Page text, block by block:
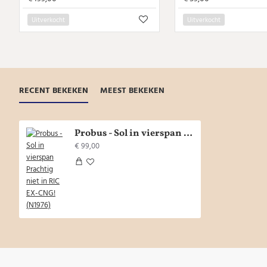
Uitverkocht Uitverkocht
RECENT BEKEKEN MEEST BEKEKEN
Probus - Sol in vierspan Prachtig niet in RIC EX-CNG! (N1976)
€ 99,00